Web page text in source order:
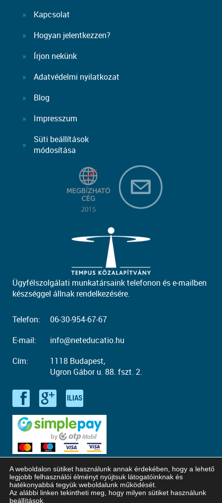
Kapcsolat
Hogyan jelentkezzen?
Írjon nekünk
Adatvédelmi nyilatkozat
Blog
Impresszum
Süti beállítások
módosítása
Ügyfélszolgálati munkatársaink telefonon és e-mailben
készséggel állnak rendelkezésére.
Telefon:
06-30-954-67-67
E-mail:
info@neteducatio.hu
Cím:
1118 Budapest,
Ugron Gábor u. 88. fszt. 2.
© Copyright 2016 - 2026. Neteducatio. Minden jog fenntartva!
A weboldalon sütiket használunk annak érdekében, hogy a lehető
legjobb felhasználói élményt nyújtsuk látogatóinknak és
hatékonyabbá tegyük weboldalunk működését.
Az alábbi linken tekintheti meg, hogy milyen sütiket használunk
beállítások